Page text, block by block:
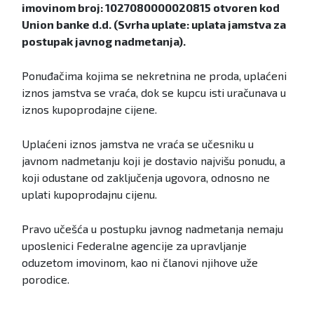
imovinom broj: 1027080000020815 otvoren kod
Union banke d.d. (Svrha uplate: uplata jamstva za
postupak javnog nadmetanja).
Ponuđačima kojima se nekretnina ne proda, uplaćeni
iznos jamstva se vraća, dok se kupcu isti uračunava u
iznos kupoprodajne cijene.
Uplaćeni iznos jamstva ne vraća se učesniku u
javnom nadmetanju koji je dostavio najvišu ponudu, a
koji odustane od zaključenja ugovora, odnosno ne
uplati kupoprodajnu cijenu.
Pravo učešća u postupku javnog nadmetanja nemaju
uposlenici Federalne agencije za upravljanje
oduzetom imovinom, kao ni članovi njihove uže
porodice.